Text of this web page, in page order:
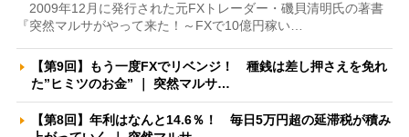
2009年12月に発行された元FXトレーダー・磯貝清明氏の著書
『突然マルサがやって来た！～FXで10億円稼い…
【第9回】もう一度FXでリベンジ！ 種銭は差し押さえを免れ
た”ヒミツのお金” ｜ 突然マルサ…
【第8回】年利はなんと14.6％！ 毎日5万円超の延滞税が積み